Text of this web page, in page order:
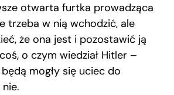
otwarta furtka prowadząca
trzeba w nią wchodzić, ale
że ona jest i pozostawić ją
o czym wiedział Hitler –
mogły się uciec do